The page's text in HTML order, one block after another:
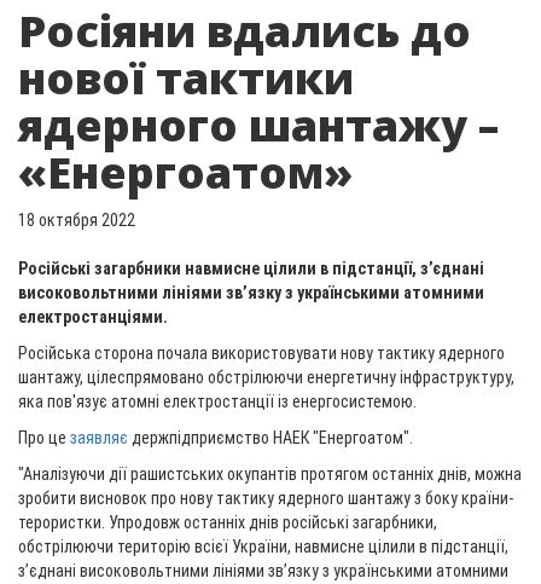
Росіяни вдались до
нової тактики
ядерного шантажу –
«Енергоатом»
18 октября 2022
Російські загарбники навмисне цілили в підстанції, з’єднані
високовольтними лініями зв’язку з українськими атомними
електростанціями.
Російська сторона почала використовувати нову тактику ядерного
шантажу, цілеспрямовано обстрілюючи енергетичну інфраструктуру,
яка пов'язує атомні електростанції із енергосистемою.
Про це заявляє держпідприємство НАЕК "Енергоатом".
"Аналізуючи дії рашистських окупантів протягом останніх днів, можна
зробити висновок про нову тактику ядерного шантажу з боку країни-
терористки. Упродовж останніх днів російські загарбники,
обстрілюючи територію всієї України, навмисне цілили в підстанції,
з’єднані високовольтними лініями зв’язку з українськими атомними